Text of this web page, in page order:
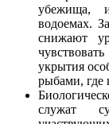
убежища,
водоемах.
снижают
укрытия
рыбами, где
служат